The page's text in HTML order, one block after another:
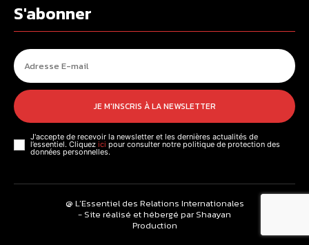
4,00 €
S'abonner
JE M'INSCRIS À LA NEWSLETTER
J'accepte de recevoir la newsletter et les dernières actualités de
l’essentiel. Cliquez ici pour consulter notre politique de protection des
données personnelles.
@ L’Essentiel des Relations Internationales
- Site réalisé et hébergé par Shaayan
Production